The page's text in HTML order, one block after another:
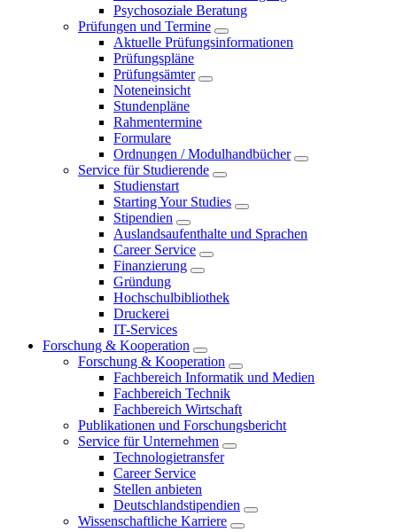
Psychosoziale Beratung
Prüfungen und Termine
Aktuelle Prüfungsinformationen
Prüfungspläne
Prüfungsämter
Noteneinsicht
Stundenpläne
Rahmentermine
Formulare
Ordnungen / Modulhandbücher
Service für Studierende
Studienstart
Starting Your Studies
Stipendien
Auslandsaufenthalte und Sprachen
Career Service
Finanzierung
Gründung
Hochschulbibliothek
Druckerei
IT-Services
Forschung & Kooperation
Forschung & Kooperation
Fachbereich Informatik und Medien
Fachbereich Technik
Fachbereich Wirtschaft
Publikationen und Forschungsbericht
Service für Unternehmen
Technologietransfer
Career Service
Stellen anbieten
Deutschlandstipendien
Wissenschaftliche Karriere